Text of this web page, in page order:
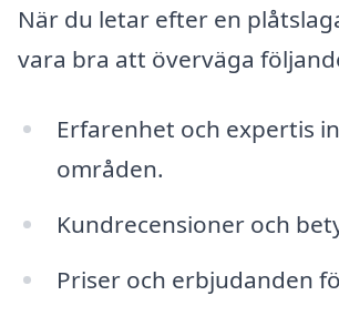
När du letar efter en
vara bra att överväga
Erfarenhet och expertis
områden.
Kundrecensioner och
Priser och erbjudanden